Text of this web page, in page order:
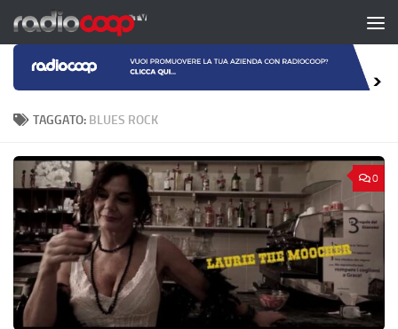
Salta al contenuto
TAGGATO: BLUES ROCK
0